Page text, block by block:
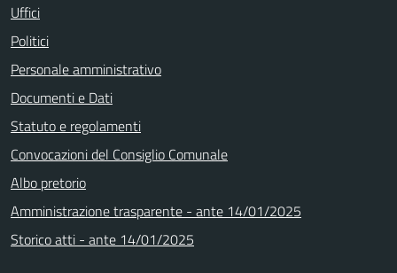
Uffici
Politici
Personale amministrativo
Documenti e Dati
Statuto e regolamenti
Convocazioni del Consiglio Comunale
Albo pretorio
Amministrazione trasparente - ante 14/01/2025
Storico atti - ante 14/01/2025